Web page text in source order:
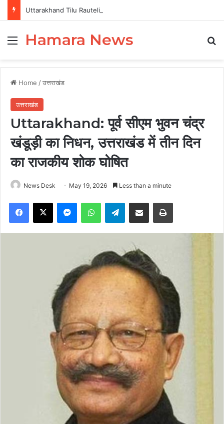
MenuHamara News
Home /उत्तराखंड
उत्तराखंड
Uttarakhand: पूर्व सीएम भुवन चंद्र
खंडूड़ी का निधन, उत्तराखंड में तीन दिन
का राजकीय शोक घोषित
News Desk May 19, 2026 Less than a minute
Facebook
X MessengerWhatsAppTelegramShare via Email Print